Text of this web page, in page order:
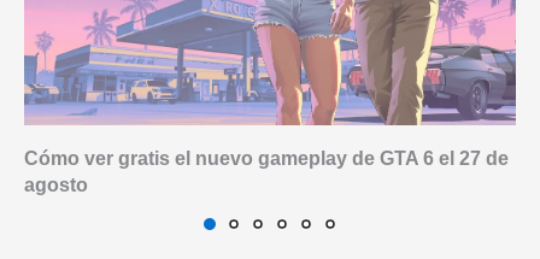
Cómo ver gratis el nuevo gameplay de GTA 6 el 27 de
agosto